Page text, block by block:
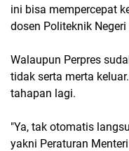
ini bisa mempercepat
dosen Politeknik
Walaupun Perpres
tidak serta merta
tahapan lagi.
"Ya, tak otomatis
yakni Peraturan